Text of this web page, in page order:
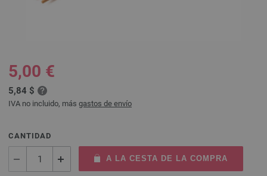
5,00 €
5,84 $
IVA no incluido, más gastos de envío
CANTIDAD
A LA CESTA DE LA COMPRA